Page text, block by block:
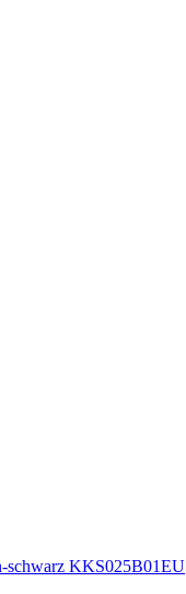
schwarz KKS025B01EU